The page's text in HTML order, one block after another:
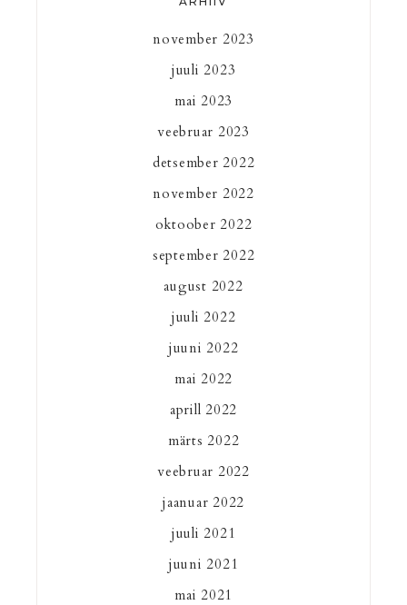
november 2023
juuli 2023
mai 2023
veebruar 2023
detsember 2022
november 2022
oktoober 2022
september 2022
august 2022
juuli 2022
juuni 2022
mai 2022
aprill 2022
märts 2022
veebruar 2022
jaanuar 2022
juuli 2021
juuni 2021
mai 2021